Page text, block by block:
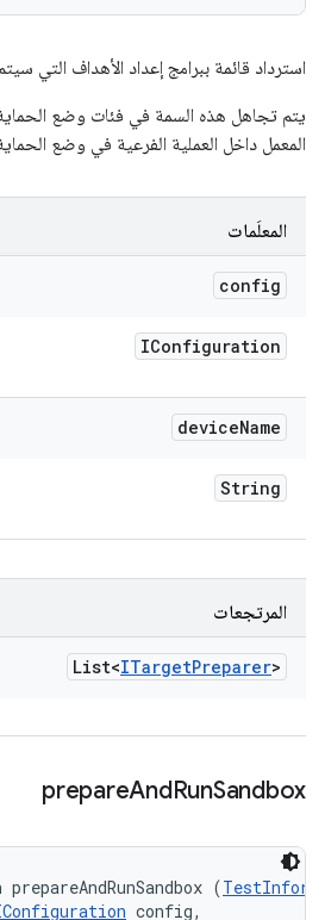
استرداد قائمة ببرامج إعداد الأهداف التي
يتم تجاهل هذه السمة في فئات وضع
المعمل داخل العملية الفرعية في وضع
المعلَمات
config
IConfiguration
deviceName
String
المرتجعات
List<ITargetPreparer>
prepareAndRunSandbox
(
config,